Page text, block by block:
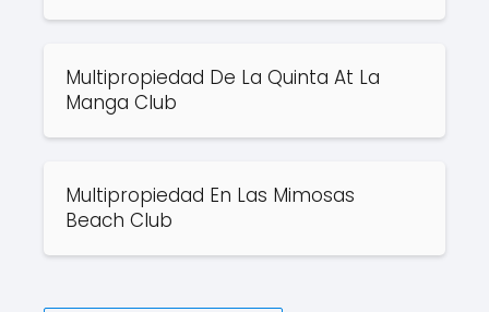
Multipropiedad De La Quinta At La
Manga Club
Multipropiedad En Las Mimosas
Beach Club